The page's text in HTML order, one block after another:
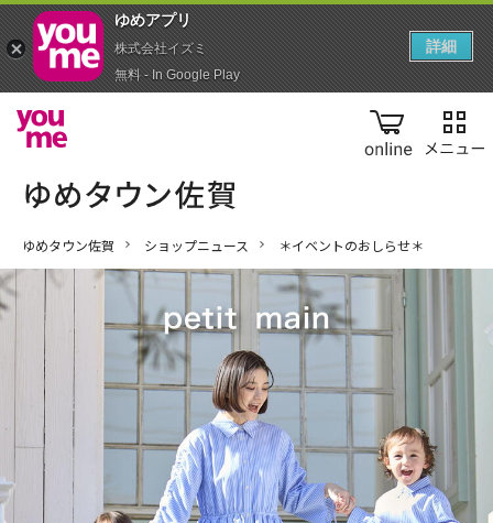
online
ゆめタウン佐賀 ショップニュース ＊イベントのおしらせ＊
ゆめアプ‪リ‬
株式会社イズミ
無料 - In Google Play
詳細